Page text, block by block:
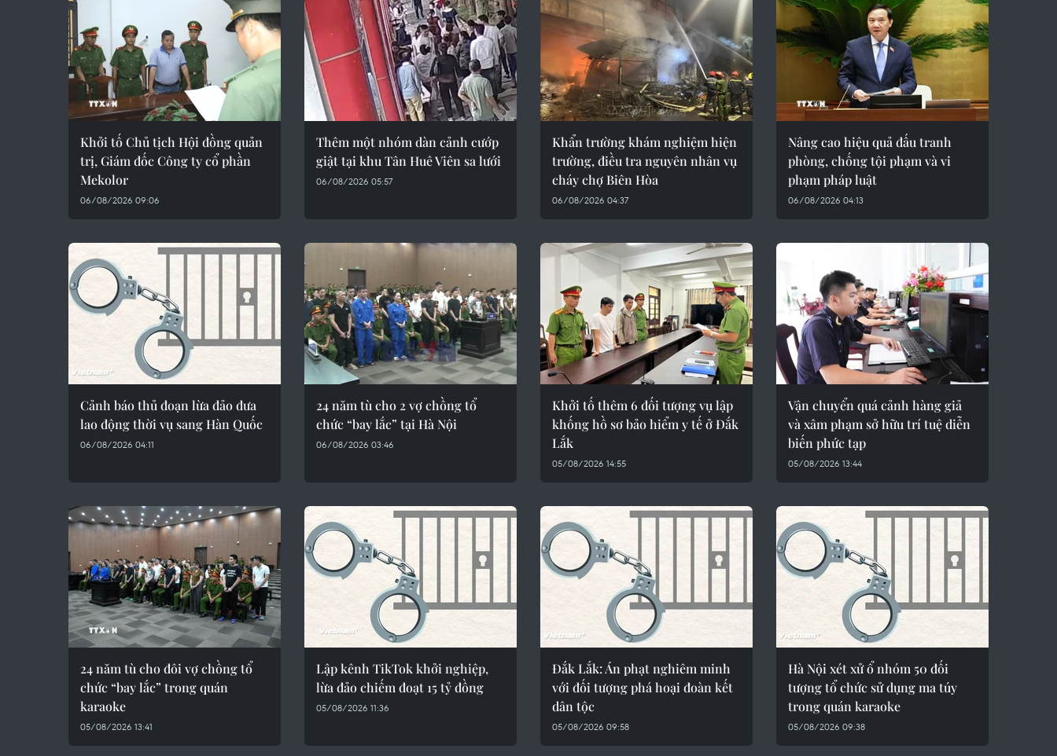
Khởi tố Chủ tịch Hội đồng quản
trị, Giám đốc Công ty cổ phần
Mekolor
06/08/2026 09:06
Thêm một nhóm dàn cảnh cướp
giật tại khu Tân Huê Viên sa lưới
06/08/2026 05:57
Khẩn trường khám nghiệm hiện
trường, điều tra nguyên nhân vụ
cháy chợ Biên Hòa
06/08/2026 04:37
Nâng cao hiệu quả đấu tranh
phòng, chống tội phạm và vi
phạm pháp luật
06/08/2026 04:13
Cảnh báo thủ đoạn lừa đảo đưa
lao động thời vụ sang Hàn Quốc
06/08/2026 04:11
24 năm tù cho 2 vợ chồng tổ
chức “bay lắc” tại Hà Nội
06/08/2026 03:46
Khởi tố thêm 6 đối tượng vụ lập
khống hồ sơ bảo hiểm y tế ở Đắk
Lắk
05/08/2026 14:55
Vận chuyển quá cảnh hàng giả
và xâm phạm sở hữu trí tuệ diễn
biến phức tạp
05/08/2026 13:44
24 năm tù cho đôi vợ chồng tổ
chức “bay lắc” trong quán
karaoke
05/08/2026 13:41
Lập kênh TikTok khởi nghiệp,
lừa đảo chiếm đoạt 15 tỷ đồng
05/08/2026 11:36
Đắk Lắk: Án phạt nghiêm minh
với đối tượng phá hoại đoàn kết
dân tộc
05/08/2026 09:58
Hà Nội xét xử ổ nhóm 50 đối
tượng tổ chức sử dụng ma túy
trong quán karaoke
05/08/2026 09:38